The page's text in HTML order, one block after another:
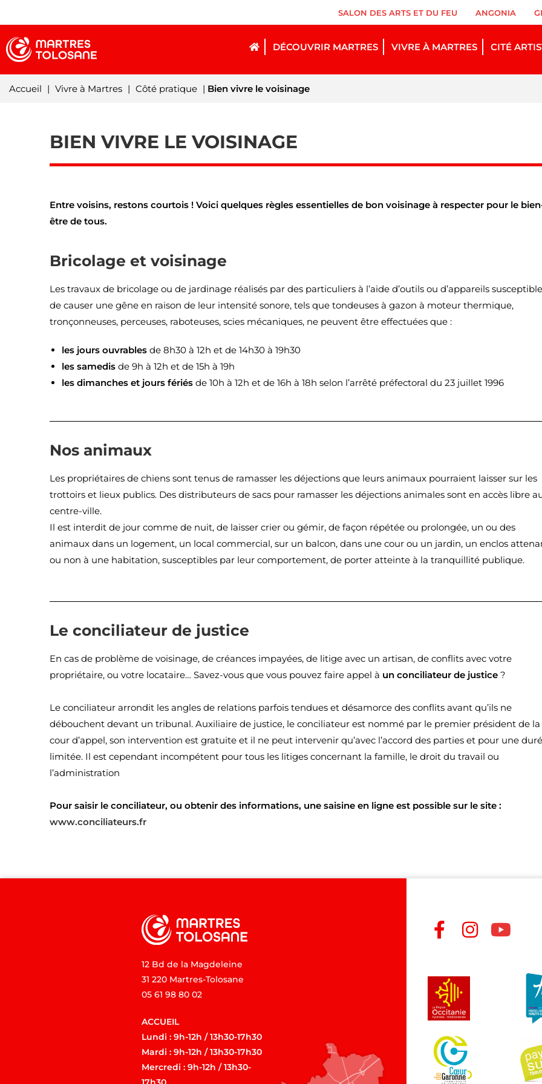
SALON DES ARTS ET DU FEU ANGONIA
DÉCOUVRIR MARTRES VIVRE À MARTRES CITÉ
Accueil | Vivre à Martres | Côté pratique | Bien vivre le voisinage
BIEN VIVRE LE VOISINAGE
Entre voisins, restons courtois ! Voici quelques règles essentielles de bon voisinage à respecter pour le
être de tous.
Bricolage et voisinage
Les travaux de bricolage ou de jardinage réalisés par des particuliers à l’aide d’outils ou d’appareils
de causer une gêne en raison de leur intensité sonore, tels que tondeuses à gazon à moteur thermique,
tronçonneuses, perceuses, raboteuses, scies mécaniques, ne peuvent être effectuées que :
les jours ouvrables de 8h30 à 12h et de 14h30 à 19h30
les samedis de 9h à 12h et de 15h à 19h
les dimanches et jours fériés de 10h à 12h et de 16h à 18h selon l’arrêté préfectoral du 23 juillet 1996
Nos animaux
Les propriétaires de chiens sont tenus de ramasser les déjections que leurs animaux pourraient laisser sur les
trottoirs et lieux publics. Des distributeurs de sacs pour ramasser les déjections animales sont en accès libre
centre-ville.
Il est interdit de jour comme de nuit, de laisser crier ou gémir, de façon répétée ou prolongée, un ou des
animaux dans un logement, un local commercial, sur un balcon, dans une cour ou un jardin, un enclos
ou non à une habitation, susceptibles par leur comportement, de porter atteinte à la tranquillité publique.
Le conciliateur de justice
En cas de problème de voisinage, de créances impayées, de litige avec un artisan, de conflits avec votre
propriétaire, ou votre locataire… Savez-vous que vous pouvez faire appel à un conciliateur de justice ?
Le conciliateur arrondit les angles de relations parfois tendues et désamorce des conflits avant qu’ils ne
débouchent devant un tribunal. Auxiliaire de justice, le conciliateur est nommé par le premier président de la
cour d’appel, son intervention est gratuite et il ne peut intervenir qu’avec l’accord des parties et pour une
limitée. Il est cependant incompétent pour tous les litiges concernant la famille, le droit du travail ou
l’administration
Pour saisir le conciliateur, ou obtenir des informations, une saisine en ligne est possible sur le site :
www.conciliateurs.fr
12 Bd de la Magdeleine
31 220 Martres-Tolosane
05 61 98 80 02
ACCUEIL
Lundi : 9h-12h / 13h30-17h30
Mardi : 9h-12h / 13h30-17h30
Mercredi : 9h-12h / 13h30-